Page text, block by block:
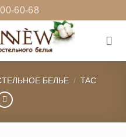
60-68
БЕЛЬЕ / TAC